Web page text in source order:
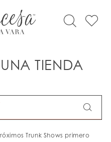
TIENDA
Trunk Shows primero